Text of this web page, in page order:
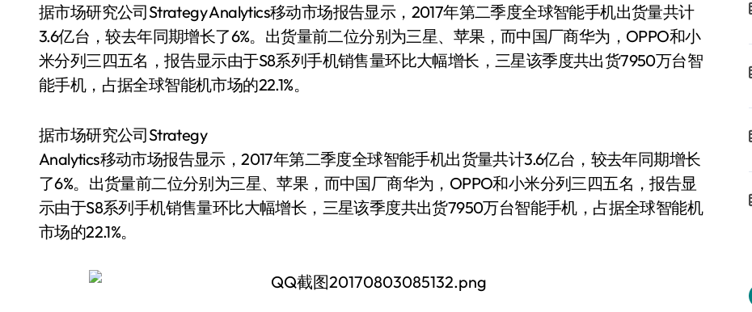
据市场研究公司Strategy Analytics移动市场报告显示，2017年第二季度全球智能手机出货量共计
3.6亿台，较去年同期增长了6%。出货量前二位分别为三星、苹果，而中国厂商华为，OPPO和小
米分列三四五名，报告显示由于S8系列手机销售量环比大幅增长，三星该季度共出货7950万台智
能手机，占据全球智能机市场的22.1%。
据市场研究公司Strategy
Analytics移动市场报告显示，2017年第二季度全球智能手机出货量共计3.6亿台，较去年同期增长
了6%。出货量前二位分别为三星、苹果，而中国厂商华为，OPPO和小米分列三四五名，报告显
示由于S8系列手机销售量环比大幅增长，三星该季度共出货7950万台智能手机，占据全球智能机
市场的22.1%。